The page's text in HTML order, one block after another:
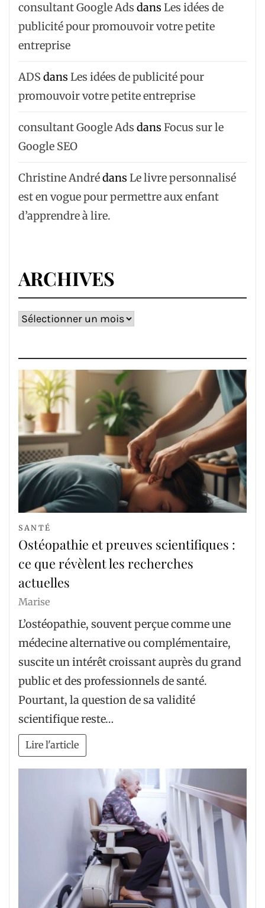
consultant Google Ads dans Les idées de
publicité pour promouvoir votre petite
entreprise
ADS dans Les idées de publicité pour
promouvoir votre petite entreprise
consultant Google Ads dans Focus sur le
Google SEO
Christine Andrédans Le livre personnalisé
est en vogue pour permettre aux enfant
d’apprendre à lire.
ARCHIVES
Archives
SANTÉ
Ostéopathie et preuves scientifiques :
ce que révèlent les recherches
actuelles
Marise
L’ostéopathie, souvent perçue comme une
médecine alternative ou complémentaire,
suscite un intérêt croissant auprès du grand
public et des professionnels de santé.
Pourtant, la question de sa validité
scientifique reste…
Lire l'article